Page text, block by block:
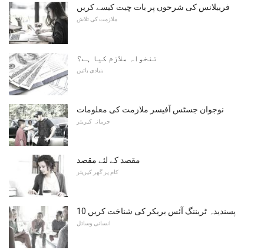
فرییلانس کی شرحوں پر بات چیت کیسے کریں
ملازمت کی تلاش
تنخواہ ملازم کیا ہے؟
بنیادی باتیں
نوجوان جسٹس آفیسر ملازمت کی معلومات
جرمانہ کیریئر
مقصد کے لئے مقصد
کام پر گھر کیریئر
10 پسندیدہ ٹریننگ آئس بریکر کی شناخت کریں
انسانی وسائل